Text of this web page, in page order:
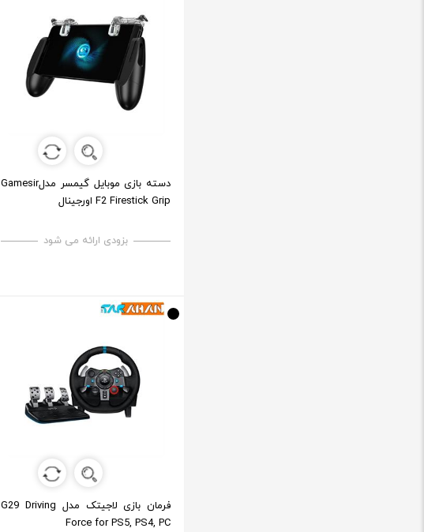
دسته بازی موبایل گیمسر مدلGamesir
F2 Firestick Grip اورجینال
بزودی ارائه می شود
فرمان بازی لاجیتک مدل G29 Driving
Force for PS5, PS4, PC